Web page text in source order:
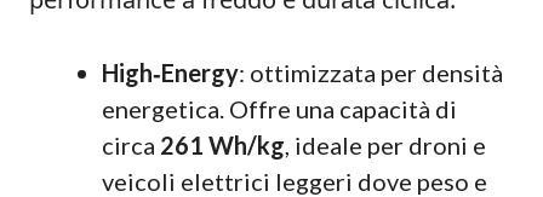
High‑Energy: ottimizzata per densità
energetica. Offre una capacità di
circa 261 Wh/kg, ideale per droni e
veicoli elettrici leggeri dove peso e